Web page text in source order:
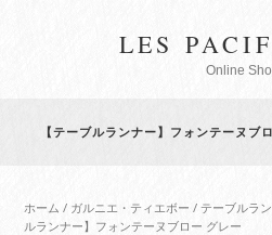
LES
Online
【テーブルランナー】フォンテーヌブ
ホーム / ガルニエ・ティエボー /テーブルラ
ルランナー】フォンテーヌブロー グレー